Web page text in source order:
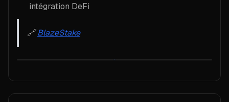
intégration DeFi
🔗BlazeStake